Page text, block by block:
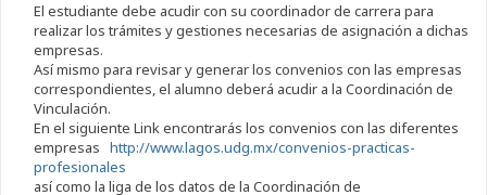
El estudiante debe acudir con su coordinador de carrera para
realizar los trámites y gestiones necesarias de asignación a dichas
empresas.
Así mismo para revisar y generar los convenios con las empresas
correspondientes, el alumno deberá acudir a la Coordinación de
Vinculación.
En el siguiente Link encontrarás los convenios con las diferentes
empresas http://www.lagos.udg.mx/convenios-practicas-
profesionales
así como la liga de los datos de la Coordinación de